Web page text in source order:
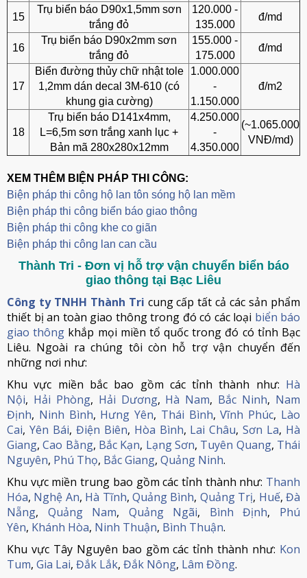
15
Trụ biển báo D90x1,5mm sơn
trắng đỏ
120.000 -
135.000
đ/md
16
Trụ biển báo D90x2mm sơn
trắng đỏ
155.000 -
175.000
đ/md
17
Biển đường thủy chữ nhật tole
1,2mm dán decal 3M-610 (có
khung gia cường)
1.000.000
-
1.150.000
đ/m2
18
Trụ biển báo D141x4mm,
L=6,5m sơn trắng xanh lục +
Bản mã 280x280x12mm
4.250.000
-
4.350.000
(~1.065.000
VNĐ/md)
XEM THÊM BIỆN PHÁP THI CÔNG:
Biện pháp thi công hộ lan tôn sóng hộ lan mềm
Biện pháp thi công biển báo giao thông
Biện pháp thi công khe co giãn
Biện pháp thi công lan can cầu
Thành Tri - Đơn vị hỗ trợ vận chuyển biển báo
giao thông tại Bạc Liêu
Công ty TNHH Thành Tri cung cấp tất cả các sản phẩm
thiết bị an toàn giao thông trong đó có các loại biển báo
giao thông khắp mọi miền tổ quốc trong đó có tỉnh Bạc
Liêu. Ngoài ra chúng tôi còn hỗ trợ vận chuyển đến
những nơi như:
Khu vực miền bắc bao gồm các tỉnh thành như: Hà
Nội, Hải Phòng, Hải Dương, Hà Nam, Bắc Ninh, Nam
Định, Ninh Bình, Hưng Yên, Thái Bình,Vĩnh Phúc, Lào
Cai, Yên Bái, Điện Biên, Hòa Bình, Lai Châu,Sơn La, Hà
Giang,Cao Bằng, Bắc Kạn, Lạng Sơn, Tuyên Quang, Thái
Nguyên, Phú Thọ, Bắc Giang, Quảng Ninh.
Khu vực miền trung bao gồm các tỉnh thành như: Thanh
Hóa, Nghệ An, Hà Tĩnh,Quảng Bình, Quảng Trị, Huế,Đà
Nẵng, Quảng Nam, Quảng Ngãi, Bình Định, Phú
Yên, Khánh Hòa, Ninh Thuận, Bình Thuận.
Khu vực Tây Nguyên bao gồm các tỉnh thành như: Kon
Tum, Gia Lai, Đắk Lắk, Đắk Nông, Lâm Đồng.